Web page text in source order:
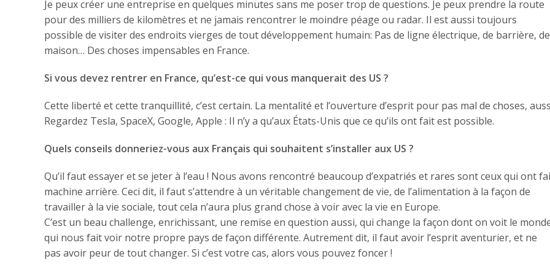
Je peux créer une entreprise en quelques minutes sans me poser trop de questions. Je peux prendre la route
pour des milliers de kilomètres et ne jamais rencontrer le moindre péage ou radar. Il est aussi toujours
possible de visiter des endroits vierges de tout développement humain: Pas de ligne électrique, de barrière, de
maison… Des choses impensables en France.
Si vous devez rentrer en France, qu’est-ce qui vous manquerait des US ?
Cette liberté et cette tranquillité, c’est certain. La mentalité et l’ouverture d’esprit pour pas mal de choses,
Regardez Tesla, SpaceX, Google, Apple : Il n’y a qu’aux États-Unis que ce qu’ils ont fait est possible.
Quels conseils donneriez-vous aux Français qui souhaitent s’installer aux US ?
Qu’il faut essayer et se jeter à l’eau ! Nous avons rencontré beaucoup d’expatriés et rares sont ceux qui ont
machine arrière. Ceci dit, il faut s’attendre à un véritable changement de vie, de l’alimentation à la façon de
travailler à la vie sociale, tout cela n’aura plus grand chose à voir avec la vie en Europe.
C’est un beau challenge, enrichissant, une remise en question aussi, qui change la façon dont on voit le
qui nous fait voir notre propre pays de façon différente. Autrement dit, il faut avoir l’esprit aventurier, et ne
pas avoir peur de tout changer. Si c’est votre cas, alors vous pouvez foncer !